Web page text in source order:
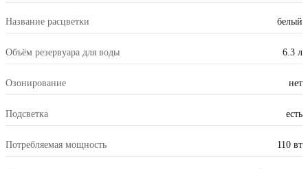
Название расцветки белый
Объём резервуара для воды 6.3 л
Озонирование нет
Подсветка есть
Потребляемая мощность 110 вт